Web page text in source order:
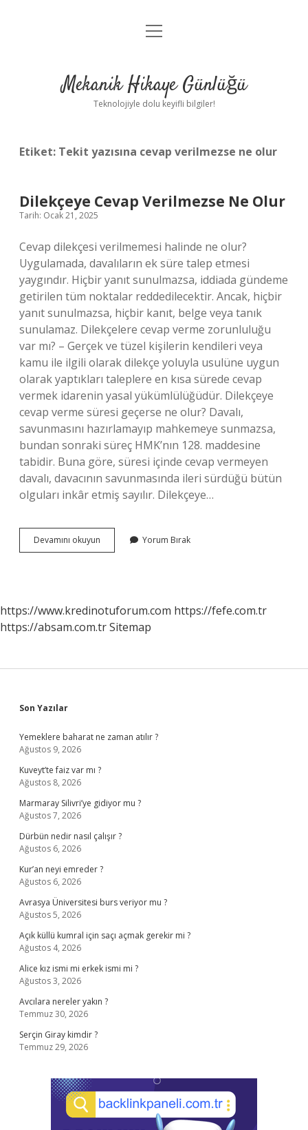
Anasayfa
Yasal Uyarı
menüyü
Mekanik Hikaye Günlüğü
Teknolojiyle dolu keyifli bilgiler!
Etiket: Tekit yazısına cevap verilmezse ne olur
Dilekçeye Cevap Verilmezse Ne Olur
Tarih: Ocak 21, 2025
Cevap dilekçesi verilmemesi halinde ne olur?
Uygulamada, davalıların ek süre talep etmesi
yaygındır. Hiçbir yanıt sunulmazsa, iddiada gündeme
getirilen tüm noktalar reddedilecektir. Ancak, hiçbir
yanıt sunulmazsa, hiçbir kanıt, belge veya tanık
sunulamaz. Dilekçelere cevap verme zorunluluğu
var mı? – Gerçek ve tüzel kişilerin kendileri veya
kamu ile ilgili olarak dilekçe yoluyla usulüne uygun
olarak yaptıkları taleplere en kısa sürede cevap
vermek idarenin yasal yükümlülüğüdür. Dilekçeye
cevap verme süresi geçerse ne olur? Davalı,
savunmasını hazırlamayıp mahkemeye sunmazsa,
bundan sonraki süreç HMK’nın 128. maddesine
tabidir. Buna göre, süresi içinde cevap vermeyen
davalı, davacının savunmasında ileri sürdüğü bütün
olguları inkâr etmiş sayılır. Dilekçeye…
Devamını okuyun Dilekçeye
Cevap
Yorum Bırak
https://www.kredinotuforum.com https://fefe.com.tr
https://absam.com.trSitemap
Sidebar
Son Yazılar
Yemeklere baharat ne zaman atılır ?
Ağustos 9, 2026
Kuveyt’te faiz var mı ?
Ağustos 8, 2026
Marmaray Silivri’ye gidiyor mu ?
Ağustos 7, 2026
Dürbün nedir nasıl çalışır ?
Ağustos 6, 2026
Kur’an neyi emreder ?
Ağustos 6, 2026
Avrasya Üniversitesi burs veriyor mu ?
Ağustos 5, 2026
Açık küllü kumral için saçı açmak gerekir mi ?
Ağustos 4, 2026
Alice kız ismi mi erkek ismi mi ?
Ağustos 3, 2026
Avcılara nereler yakın ?
Temmuz 30, 2026
Serçin Giray kimdir ?
Temmuz 29, 2026